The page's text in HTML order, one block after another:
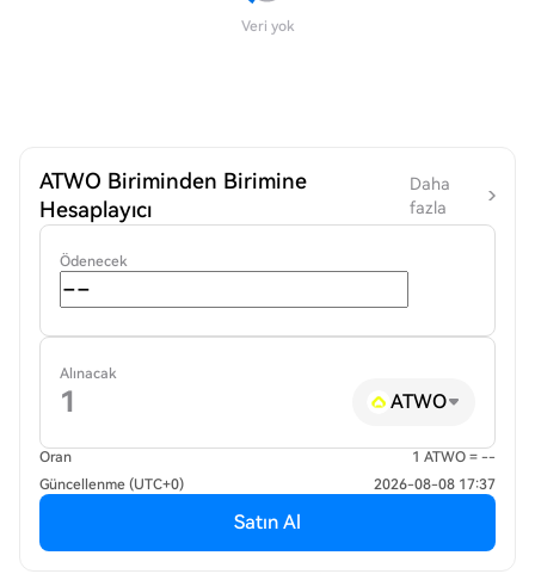
Veri yok
ATWO Biriminden Birimine
Hesaplayıcı
Daha
fazla
Ödenecek
Alınacak
ATWO
Oran
1 ATWO = --
Güncellenme (UTC+0)
2026-08-08 17:37
Satın Al